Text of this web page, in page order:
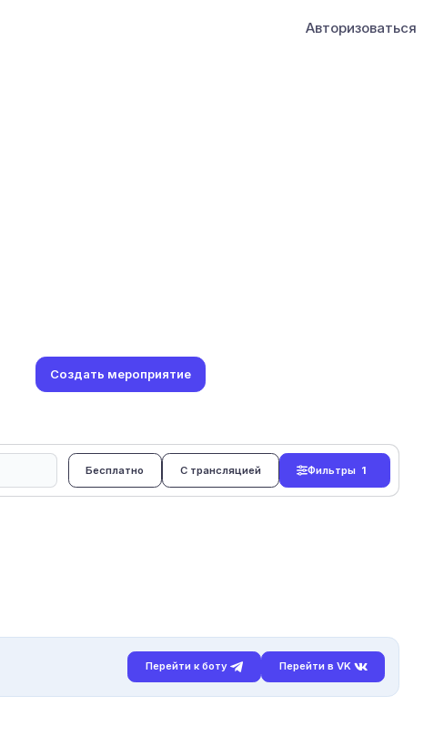
Авторизоваться
Создать мероприятие
Бесплатно С трансляцией Фильтры 1
Перейти к боту Перейти в VK